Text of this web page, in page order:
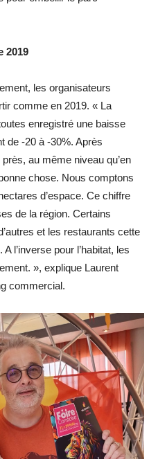
2019
les organisateurs
comme en 2019. « La
enregistré une baisse
de -20 à -30%. Après
au même niveau qu’en
chose. Nous comptons
d’espace. Ce chiffre
de la région. Certains
et les restaurants cette
l’inverse pour l’habitat, les
», explique Laurent
commercial.